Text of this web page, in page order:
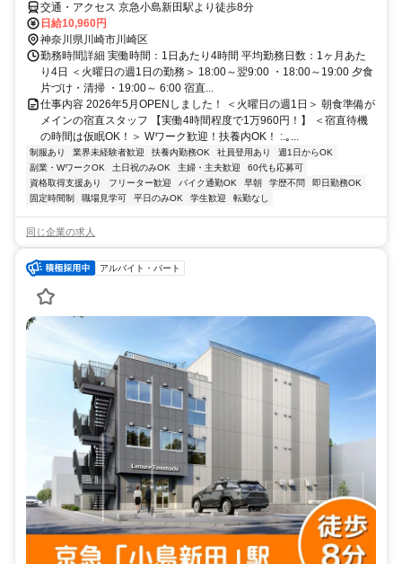
交通・アクセス 京急小島新田駅より徒歩8分
日給10,960円
神奈川県川崎市川崎区
勤務時間詳細 実働時間：1日あたり4時間 平均勤務日数：1ヶ月あた
り4日 ＜火曜日の週1日の勤務＞ 18:00～翌9:00 ・18:00～19:00 夕食
片づけ・清掃 ・19:00～ 6:00 宿直...
仕事内容 2026年5月OPENしました！ ＜火曜日の週1日＞ 朝食準備が
メインの宿直スタッフ 【実働4時間程度で1万960円！】 ＜宿直待機
の時間は仮眠OK！＞ Wワーク歓迎！扶養内OK！ :.｡...
制服あり 業界未経験者歓迎 扶養内勤務OK 社員登用あり
週1日からOK
副業・WワークOK
土日祝のみOK 主婦・主夫歓迎
60代も応募可
資格取得支援あり
フリーター歓迎 バイク通勤OK 早朝 学歴不問
即日勤務OK
固定時間制
職場見学可 平日のみOK 学生歓迎 転勤なし
同じ企業の求人
アルバイト・パート